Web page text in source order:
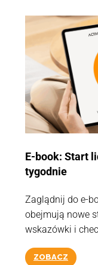
E-book: Start
tygodnie
Zaglądnij do e-
obejmują nowe
wskazówki i
ZOBACZ